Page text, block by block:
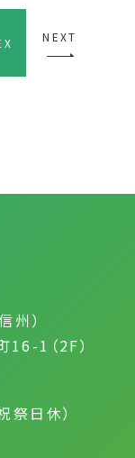
NEXT
州）
1（2F）
祭日休）